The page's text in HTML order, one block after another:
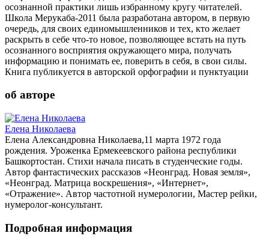
осознанной практики лишь избранному кругу читателей.
Школа Мерукаба-2011 была разработана автором, в первую
очередь, для своих единомышленников и тех, кто желает
раскрыть в себе что-то новое, позволяющее встать на путь
осознанного восприятия окружающего мира, получать
информацию и понимать ее, поверить в себя, в свои силы.
Книга публикуется в авторской орфографии и пунктуации
об авторе
Елена Николаева
Елена Александровна Николаева,11 марта 1972 года
рождения. Уроженка Ермекеевского района республики
Башкортостан. Стихи начала писать в студенческие годы.
Автор фантастических рассказов «Неонград. Новая земля»,
«Неонград. Матрица воскрешения», «Интернет»,
«Отражение». Автор частотной нумерологии, Мастер рейки,
нумеролог-консультант.
Подробная информация